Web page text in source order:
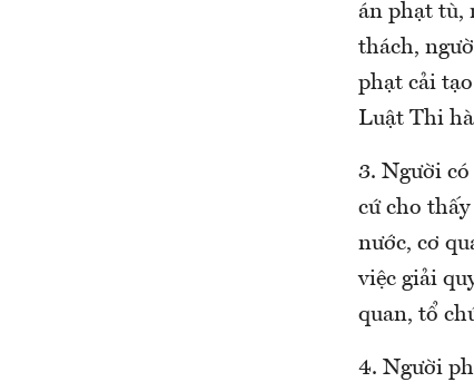
án phạt tù,
thách,
phạt cải
Luật Thi
3. Người
cứ cho
nước, cơ
việc giải
quan, tổ
4. Người